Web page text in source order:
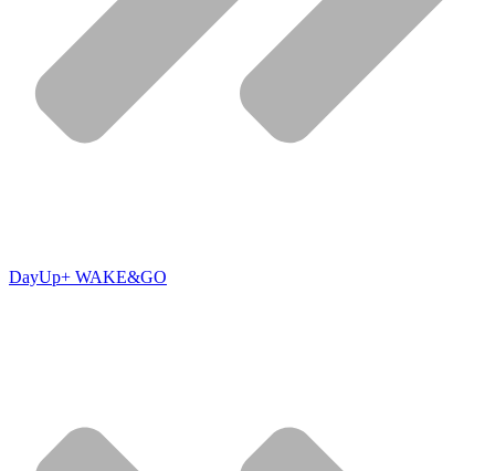
DayUp+ WAKE&GO